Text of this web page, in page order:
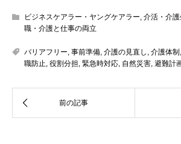
ビジネスケアラー・ヤングケアラー, 介活・介
職・介護と仕事の両立
バリアフリー, 事前準備, 介護の見直し , 介護体制,
職防止, 役割分担, 緊急時対応, 自然災害, 避難計